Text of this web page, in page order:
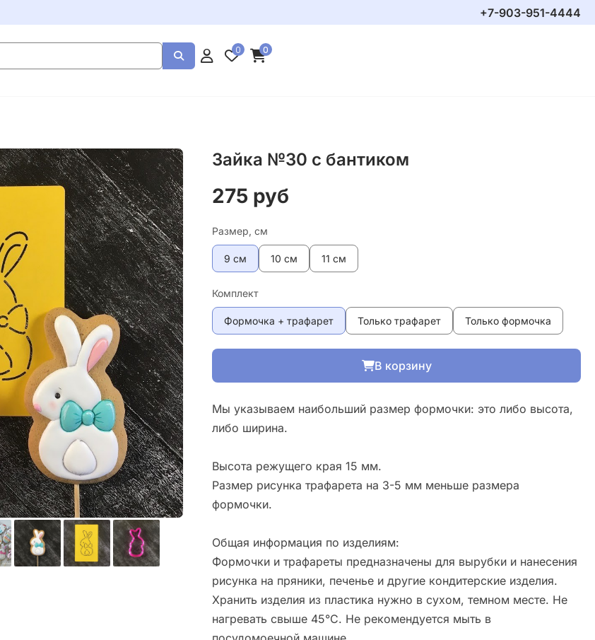
+7-903-951-4444
0 0
Зайка №30 с бантиком
275 руб
Размер, см
9 см 10 см 11 см
Комплект
Формочка + трафарет Только трафарет Только формочка
В корзину
Мы указываем наибольший размер формочки: это либо высота,
либо ширина.
Высота режущего края 15 мм.
Размер рисунка трафарета на 3-5 мм меньше размера
формочки.
Общая информация по изделиям:
Формочки и трафареты предназначены для вырубки и нанесения
рисунка на пряники, печенье и другие кондитерские изделия.
Хранить изделия из пластика нужно в сухом, темном месте. Не
нагревать свыше 45°С. Не рекомендуется мыть в